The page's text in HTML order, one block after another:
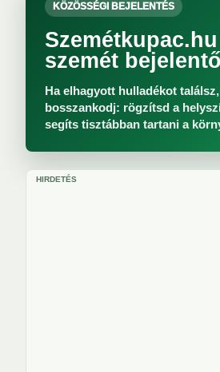
KÖZÖSSÉGI BEJELENTÉS
szemét
Ha elhagyott hulladékot
bosszankodj: rögzítsd a
segíts tisztábban tartani a
HIRDETÉS